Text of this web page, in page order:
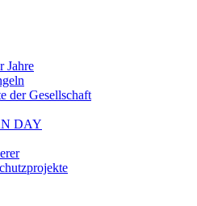
Jahre
der Gesellschaft
DAY